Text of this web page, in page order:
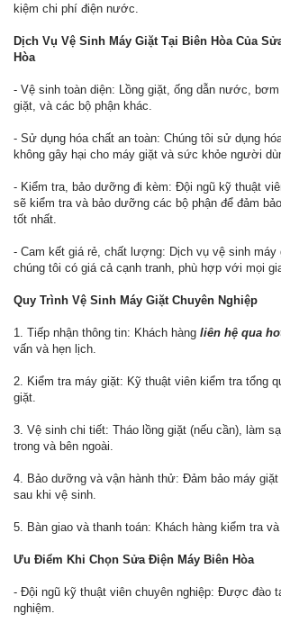
kiệm chi phí điện nước.
Dịch Vụ Vệ Sinh Máy Giặt Tại Biên Hòa Của
Hòa
- Vệ sinh toàn diện: Lồng giặt, ống dẫn nước,
giặt, và các bộ phận khác.
- Sử dụng hóa chất an toàn: Chúng tôi sử dụng
không gây hại cho máy giặt và sức khỏe người
- Kiểm tra, bảo dưỡng đi kèm: Đội ngũ kỹ thuật
sẽ kiểm tra và bảo dưỡng các bộ phận để đảm
tốt nhất.
- Cam kết giá rẻ, chất lượng: Dịch vụ vệ sinh máy
chúng tôi có giá cả cạnh tranh, phù hợp với mọi
Quy Trình Vệ Sinh Máy Giặt Chuyên Nghiệp
1. Tiếp nhận thông tin: Khách hàng liên hệ qua
vấn và hẹn lịch.
2. Kiểm tra máy giặt: Kỹ thuật viên kiểm tra tổng
giặt.
3. Vệ sinh chi tiết: Tháo lồng giặt (nếu cần), làm
trong và bên ngoài.
4. Bảo dưỡng và vận hành thử: Đảm bảo máy giặt
sau khi vệ sinh.
5. Bàn giao và thanh toán: Khách hàng kiểm tra
Ưu Điểm Khi Chọn Sửa Điện Máy Biên Hòa
- Đội ngũ kỹ thuật viên chuyên nghiệp: Được đào
nghiệm.